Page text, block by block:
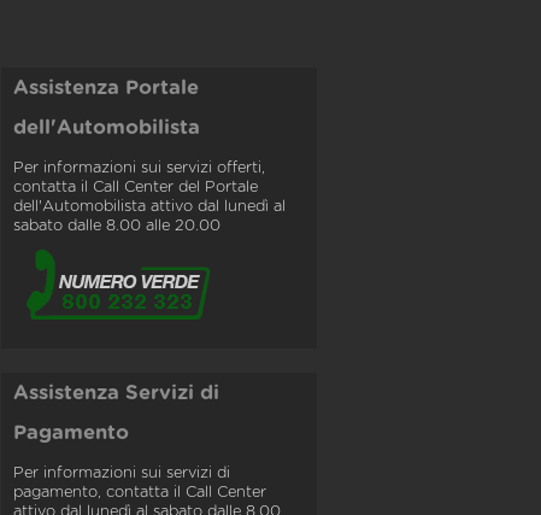
Assistenza Portale
dell'Automobilista
Per informazioni sui servizi offerti,
contatta il Call Center del Portale
dell'Automobilista attivo dal lunedì al
sabato dalle 8.00 alle 20.00
Assistenza Servizi di
Pagamento
Per informazioni sui servizi di
pagamento, contatta il Call Center